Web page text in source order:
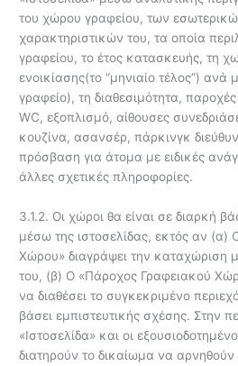
του χώρου γραφείου, των
χαρακτηριστικών του, τα οποία
γραφείου, το έτος κατασκευής, τη
ενοικίασης(το “μηνιαίο τέλος”)
γραφείο), τη διαθεσιμότητα,
WC, εξοπλισμό, αίθουσες
κουζίνα, ασανσέρ, πάρκινγκ
πρόσβαση για άτομα με ειδικές
άλλες σχετικές πληροφορίες.
3.1.2. Οι χώροι θα είναι σε διαρκή
μέσω της ιστοσελίδας, εκτός αν (α)
Χώρου» διαγράψει την καταχώριση
του, (β) Ο «Πάροχος Γραφειακού
να διαθέσει το συγκεκριμένο
βάσει εμπιστευτικής σχέσης. Στην
«Ιστοσελίδα» και οι
διατηρούν το δικαίωμα να